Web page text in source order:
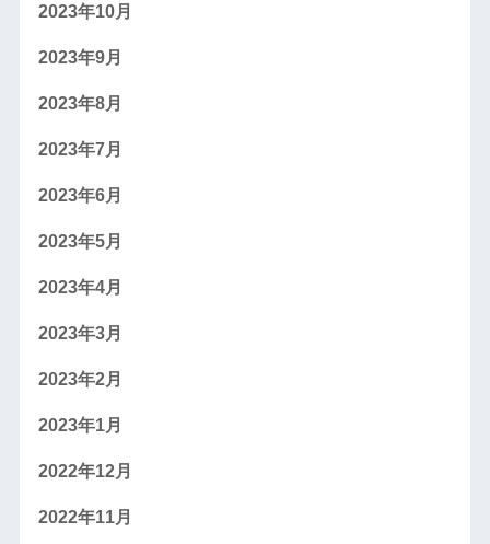
2023年10月
2023年9月
2023年8月
2023年7月
2023年6月
2023年5月
2023年4月
2023年3月
2023年2月
2023年1月
2022年12月
2022年11月